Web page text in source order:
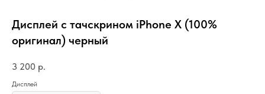
Дисплей с тачскрином iPhone X (100%
оригинал) черный
3 200 р.
Дисплей